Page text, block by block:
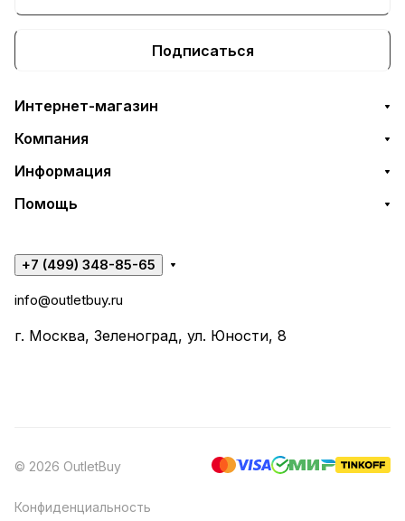
Подписаться
Интернет-магазин
Компания
Информация
Помощь
+7 (499) 348-85-65
info@outletbuy.ru
г. Москва, Зеленоград, ул. Юности, 8
© 2026 OutletBuy
Конфиденциальность